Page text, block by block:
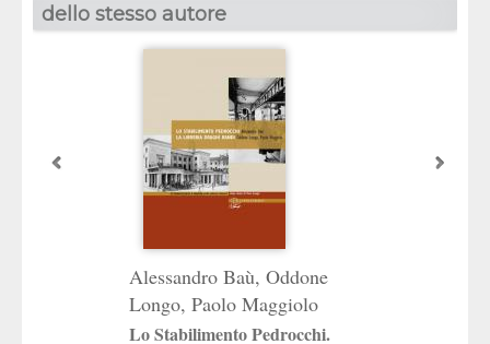
dello stesso autore
Alessandro Baù, Oddone
Longo, Paolo Maggiolo
Lo Stabilimento Pedrocchi.